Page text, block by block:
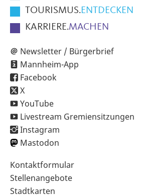
TOURISMUS.ENTDECKEN
KARRIERE.MACHEN
Newsletter / Bürgerbrief
Mannheim-App
Facebook
X
YouTube
Livestream Gremiensitzungen
Instagram
Mastodon
Sekundärnavigation
im
Fußbereich
Kontaktformular
Stellenangebote
Stadtkarten